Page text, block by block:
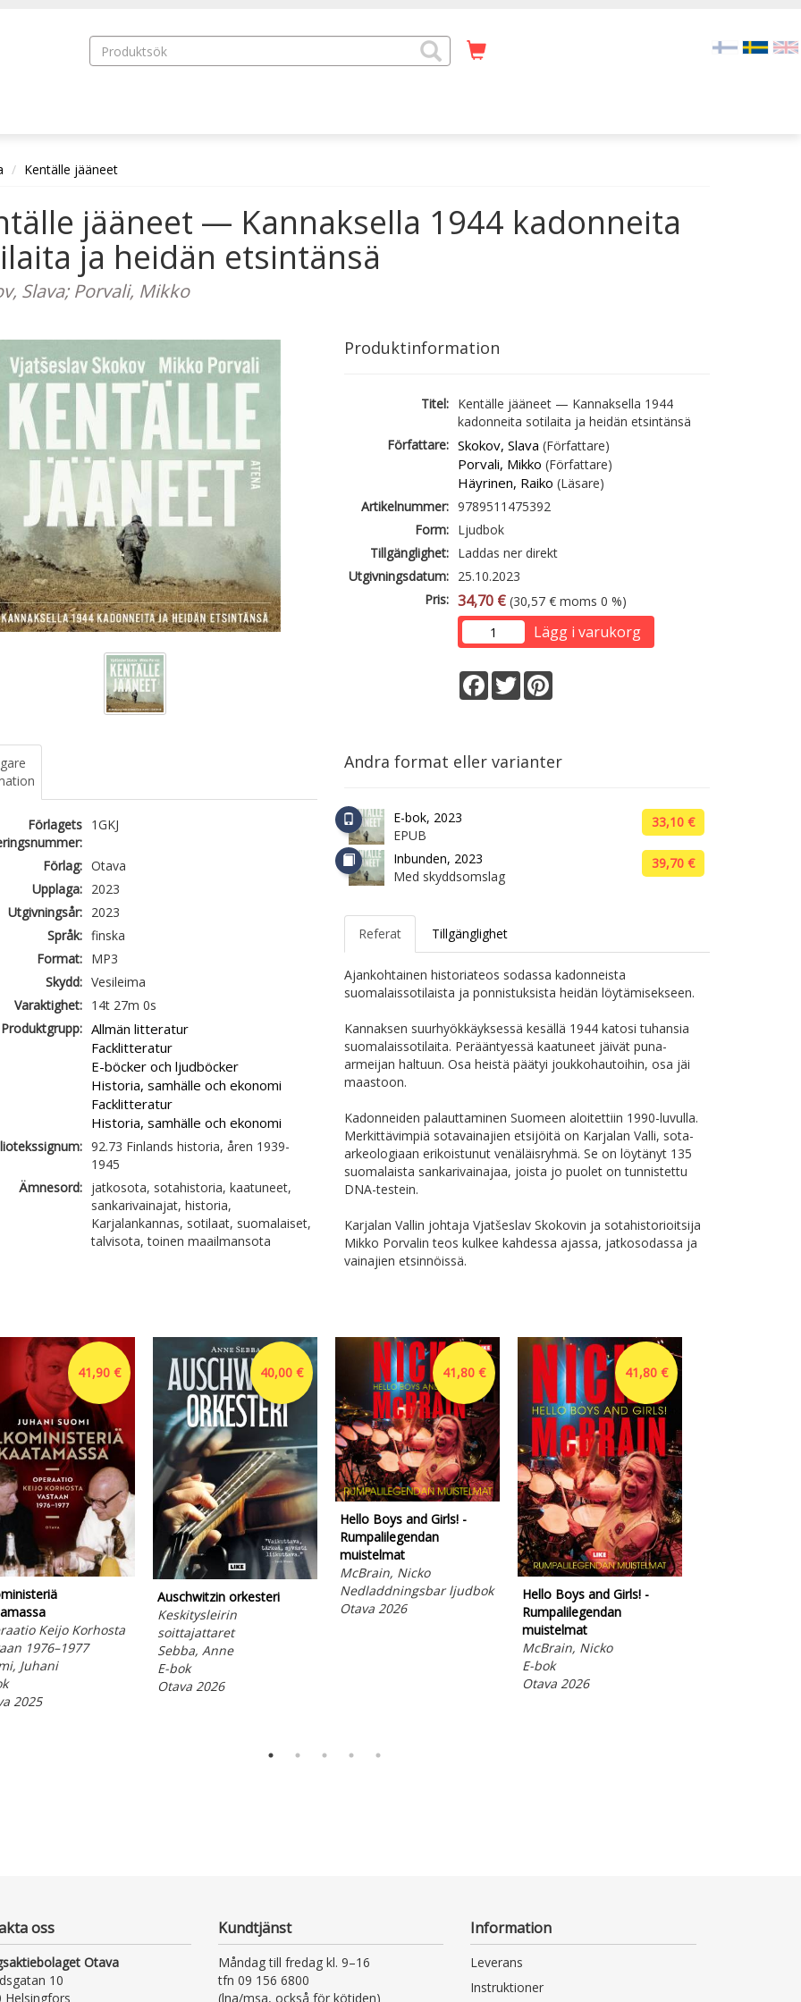
Kentälle jääneet
jääneet — Kannaksella 1944 kadonneita
ja heidän etsintänsä
Slava; Porvali, Mikko
Produktinformation
Titel: Kentälle jääneet — Kannaksella 1944
kadonneita sotilaita ja heidän etsintänsä
Författare: Skokov, Slava (Författare)
Porvali, Mikko (Författare)
Häyrinen, Raiko (Läsare)
Artikelnummer: 9789511475392
Form: Ljudbok
Tillgänglighet: Laddas ner direkt
Utgivningsdatum: 25.10.2023
Pris: 34,70 € (30,57 € moms 0 %)
Lägg i varukorg
Facebook
Twitter
Förlagets
1GKJ
Förlag: Otava
Upplaga:
2023
Utgivningsår:
2023
Språk: finska
Format:
MP3
Skydd: Vesileima
Varaktighet:
14t 27m 0s
Produktgrupp: Allmän litteratur
Facklitteratur
E-böcker och ljudböcker
Historia, samhälle och ekonomi
Facklitteratur
Historia, samhälle och ekonomi
92.73 Finlands historia, åren 1939-
1945
Ämnesord:
jatkosota, sotahistoria, kaatuneet,
sankarivainajat, historia,
Karjalankannas, sotilaat, suomalaiset,
talvisota, toinen maailmansota
Andra format eller varianter
E-bok, 2023
EPUB
33,10 €
Inbunden, 2023
Med skyddsomslag
39,70 €
Referat Tillgänglighet
Ajankohtainen historiateos sodassa kadonneista
suomalaissotilaista ja ponnistuksista heidän löytämisekseen.
Kannaksen suurhyökkäyksessä kesällä 1944 katosi tuhansia
suomalaissotilaita. Perääntyessä kaatuneet jäivät puna-
armeijan haltuun. Osa heistä päätyi joukkohautoihin, osa jäi
maastoon.
Kadonneiden palauttaminen Suomeen aloitettiin 1990-luvulla.
Merkittävimpiä sotavainajien etsijöitä on Karjalan Valli, sota-
arkeologiaan erikoistunut venäläisryhmä. Se on löytänyt 135
suomalaista sankarivainajaa, joista jo puolet on tunnistettu
DNA-testein.
Karjalan Vallin johtaja Vjatšeslav Skokovin ja sotahistorioitsija
Mikko Porvalin teos kulkee kahdessa ajassa, jatkosodassa ja
vainajien etsinnöissä.
41,90 €
Keijo Korhosta
1976–1977
Juhani
2025
40,00 €
Auschwitzin orkesteri
Keskitysleirin
soittajattaret
Sebba, Anne
E-bok
Otava 2026
41,80 €
Hello Boys and Girls! -
Rumpalilegendan
muistelmat
McBrain, Nicko
Nedladdningsbar ljudbok
Otava 2026
41,80 €
Hello Boys and Girls! -
Rumpalilegendan
muistelmat
McBrain, Nicko
E-bok
Otava 2026
oss
Otava
10
Helsingfors
Kundtjänst
Måndag till fredag kl. 9–16
tfn 09 156 6800
(lna/msa, också för kötiden)
Information
Leverans
Instruktioner